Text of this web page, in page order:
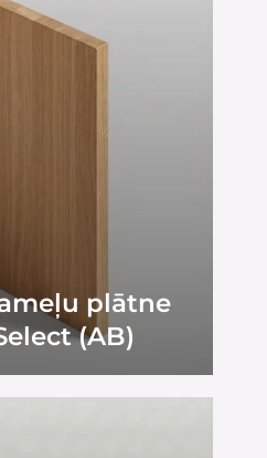
plātne
(AB)